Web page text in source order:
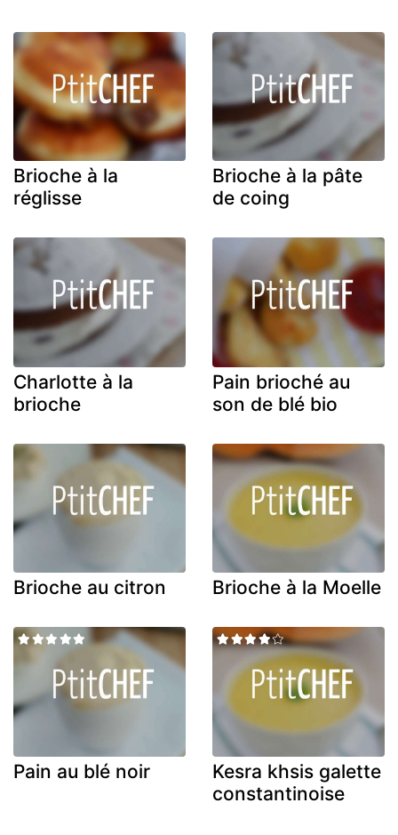
Brioche à la
réglisse
Brioche à la pâte
de coing
Charlotte à la
brioche
Pain brioché au
son de blé bio
Brioche au citron Brioche à la Moelle
Pain au blé noir
Kesra khsis galette
constantinoise